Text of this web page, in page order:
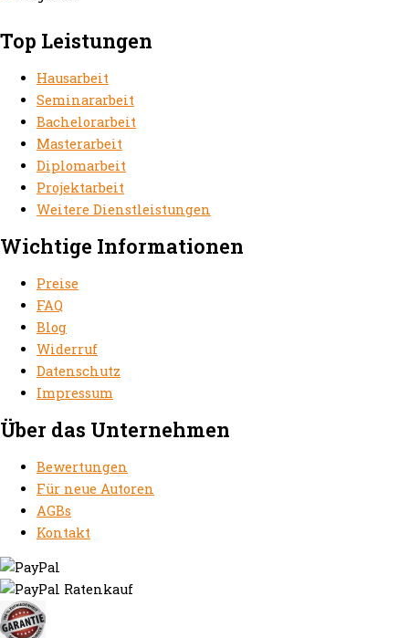
Top Leistungen
Hausarbeit
Seminararbeit
Bachelorarbeit
Masterarbeit
Diplomarbeit
Projektarbeit
Weitere Dienstleistungen
Wichtige Informationen
Preise
FAQ
Blog
Widerruf
Datenschutz
Impressum
Über das Unternehmen
Bewertungen
Für neue Autoren
AGBs
Kontakt